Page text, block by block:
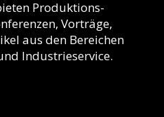
Produktions-
Vorträge,
aus den Bereichen
Industrieservice.